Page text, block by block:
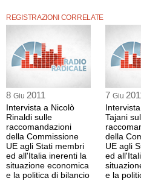
PCI POLITICA POPOLO
STATO SVILUPPO TREMONTI
REGISTRAZIONI CORRELATE
8 Giu 2011
Intervista a Nicolò
Rinaldi sulle
raccomandazioni
della Commissione
UE agli Stati membri
ed all'Italia inerenti la
situazione economica
e la politica di bilancio
7 Giu
Tajani
della
UE agli
ed
e la